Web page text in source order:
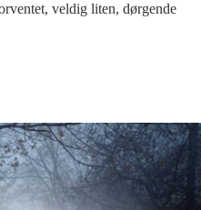
veldig liten, dørgende